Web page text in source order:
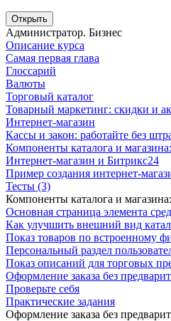
Открыть
Администратор. Бизнес
Описание курса
Самая первая глава
Глоссарий
Валюты
Торговый каталог
Товарный маркетинг: скидки и
Интернет-магазин
Кассы и закон: работайте без
Компоненты каталога и
Интернет-магазин и Битрикс24
Пример создания интернет-
Тесты (3)
Компоненты каталога и
Основная страница элемента
Как улучшить внешний вид
Показ товаров по встроенному
Персональный раздел
Показ описаний для торговых
Оформление заказа без
Проверьте себя
Практические задания
Оформление заказа без